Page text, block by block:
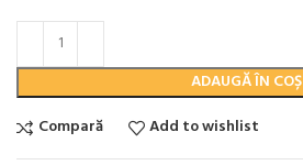
ADAUGĂ ÎN COȘ
Compară
Add to wishlist